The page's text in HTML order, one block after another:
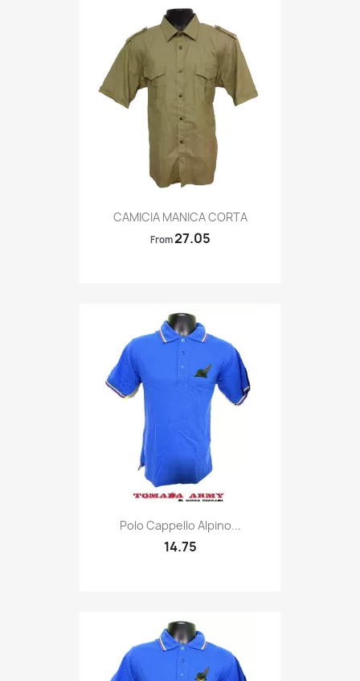
Quick view
CAMICIA MANICA CORTA
From27.05
Quick view
Polo Cappello Alpino...
14.75